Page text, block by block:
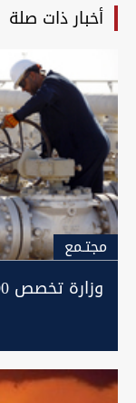
أخبار ذات صلة
مجتـمع
وزارة تخصص 300 درجة وظيفية للخريجين